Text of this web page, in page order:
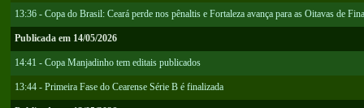
13:36 - Copa do Brasil: Ceará perde nos pênaltis e Fortaleza avança para as Oitavas de
Publicada em 14/05/2026
14:41 - Copa Manjadinho tem editais publicados
13:44 - Primeira Fase do Cearense Série B é finalizada